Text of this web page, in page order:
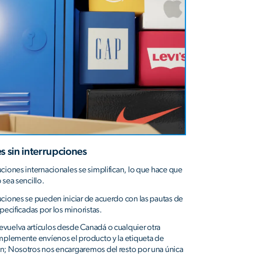
sin interrupciones
internacionales se simplifican, lo que hace que
sea sencillo.
se pueden iniciar de acuerdo con las pautas de
por los minoristas.
artículos desde Canadá o cualquier otra
envíenos el producto y la etiqueta de
Nosotros nos encargaremos del resto por una única